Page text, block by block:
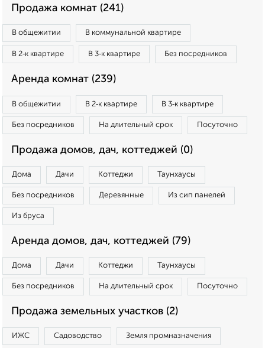
Продажа комнат (241)
В общежитии В коммунальной квартире
В 2‑к квартире В 3‑к квартире Без посредников
Аренда комнат (239)
В общежитии В 2‑к квартире В 3‑к квартире
Без посредников На длительный срок Посуточно
Продажа домов, дач, коттеджей (0)
Дома Дачи Коттеджи Таунхаусы
Без посредников Деревянные Из сип панелей
Из бруса
Аренда домов, дач, коттеджей (79)
Дома Дачи Коттеджи Таунхаусы
Без посредников На длительный срок Посуточно
Продажа земельных участков (2)
ИЖС Садоводство Земля промназначения